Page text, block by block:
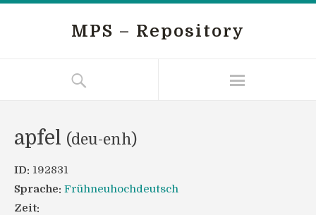
MPS – Repository
apfel (deu-enh)
ID: 192831
Sprache: Frühneuhochdeutsch
Zeit: